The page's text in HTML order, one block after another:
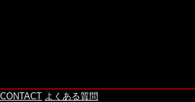
CONTACT よくある質問